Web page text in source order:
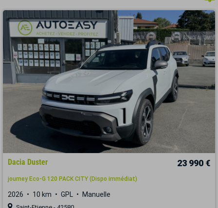
Dacia Duster 23 990 €
journey Eco-G 120 PACK CITY (Dispo immédiat)
2026 10 km GPL Manuelle